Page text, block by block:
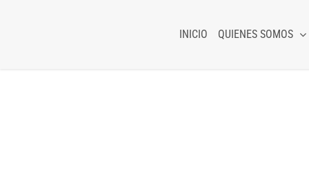
INICIO QUIENES SOMOS